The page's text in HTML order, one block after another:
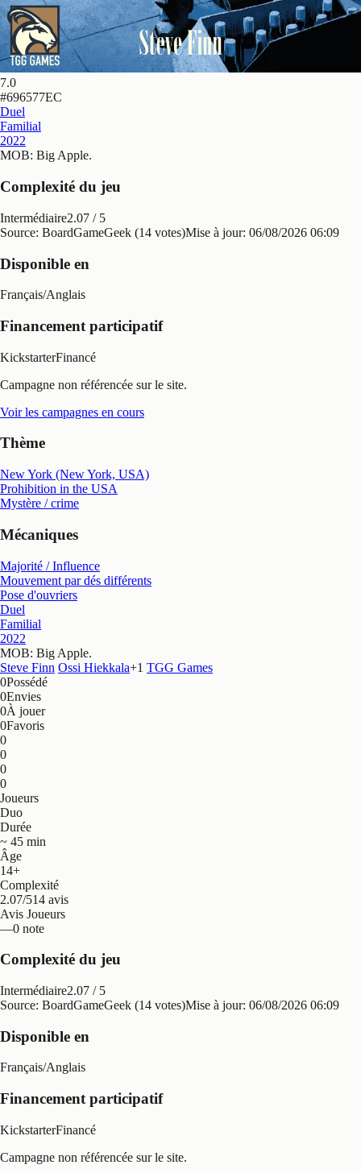
7.0
#696577EC
Duel
Familial
2022
MOB: Big Apple.
Complexité du jeu
Intermédiaire2.07 / 5
Source: BoardGameGeek (14 votes)Mise à jour: 06/08/2026 06:09
Disponible en
Français/Anglais
Financement participatif
KickstarterFinancé
Campagne non référencée sur le site.
Voir les campagnes en cours
Thème
New York (New York, USA)
Prohibition in the USA
Mystère / crime
Mécaniques
Majorité / Influence
Mouvement par dés différents
Pose d'ouvriers
Duel
Familial
2022
MOB: Big Apple.
Steve Finn Ossi Hiekkala+1 TGG Games
0Possédé
0Envies
0À jouer
0Favoris
0
0
0
0
Joueurs
Duo
Durée
~ 45 min
Âge
14+
Complexité
2.07/514 avis
Avis Joueurs
—0 note
Complexité du jeu
Intermédiaire2.07 / 5
Source: BoardGameGeek (14 votes)Mise à jour: 06/08/2026 06:09
Disponible en
Français/Anglais
Financement participatif
KickstarterFinancé
Campagne non référencée sur le site.